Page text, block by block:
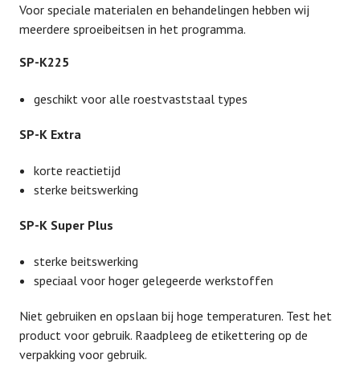
Voor speciale materialen en behandelingen hebben wij
meerdere sproeibeitsen in het programma.
SP-K225
geschikt voor alle roestvaststaal types
SP-K Extra
korte reactietijd
sterke beitswerking
SP-K Super Plus
sterke beitswerking
speciaal voor hoger gelegeerde werkstoffen
Niet gebruiken en opslaan bij hoge temperaturen. Test het
product voor gebruik. Raadpleeg de etikettering op de
verpakking voor gebruik.